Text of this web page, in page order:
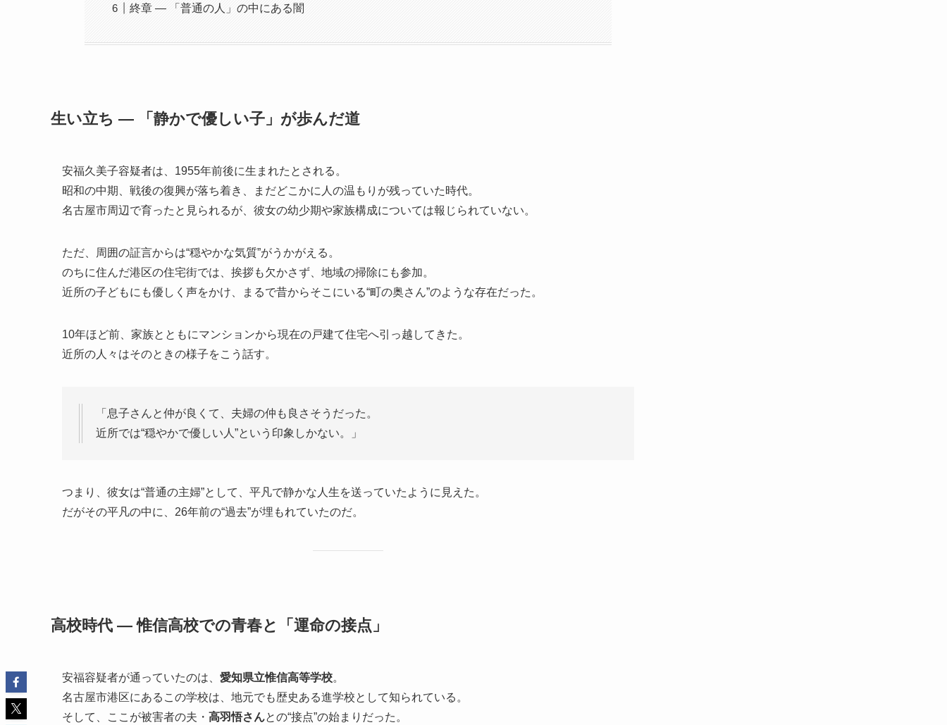
終章 ― 「普通の人」の中にある闇
生い立ち ― 「静かで優しい子」が歩んだ道
安福久美子容疑者は、1955年前後に生まれたとされる。
昭和の中期、戦後の復興が落ち着き、まだどこかに人の温もりが残っていた時代。
名古屋市周辺で育ったと見られるが、彼女の幼少期や家族構成については報じられていない。
ただ、周囲の証言からは“穏やかな気質”がうかがえる。
のちに住んだ港区の住宅街では、挨拶も欠かさず、地域の掃除にも参加。
近所の子どもにも優しく声をかけ、まるで昔からそこにいる“町の奥さん”のような存在だった。
10年ほど前、家族とともにマンションから現在の戸建て住宅へ引っ越してきた。
近所の人々はそのときの様子をこう話す。
「息子さんと仲が良くて、夫婦の仲も良さそうだった。
近所では“穏やかで優しい人”という印象しかない。」
つまり、彼女は“普通の主婦”として、平凡で静かな人生を送っていたように見えた。
だがその平凡の中に、26年前の“過去”が埋もれていたのだ。
高校時代 ― 惟信高校での青春と「運命の接点」
安福容疑者が通っていたのは、 愛知県立惟信高等学校。
名古屋市港区にあるこの学校は、地元でも歴史ある進学校として知られている。
そして、ここが被害者の夫・ 高羽悟さんとの“接点”の始まりだった。